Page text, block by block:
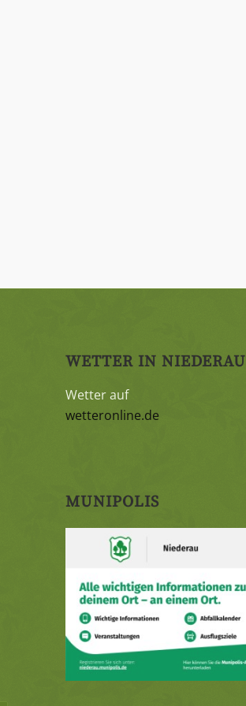
WETTER IN NIEDERAU
Wetter auf
wetteronline.de
MUNIPOLIS